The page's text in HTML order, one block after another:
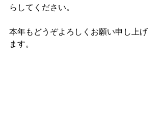
らしてください。
本年もどうぞよろしくお願い申し上げ
ます。